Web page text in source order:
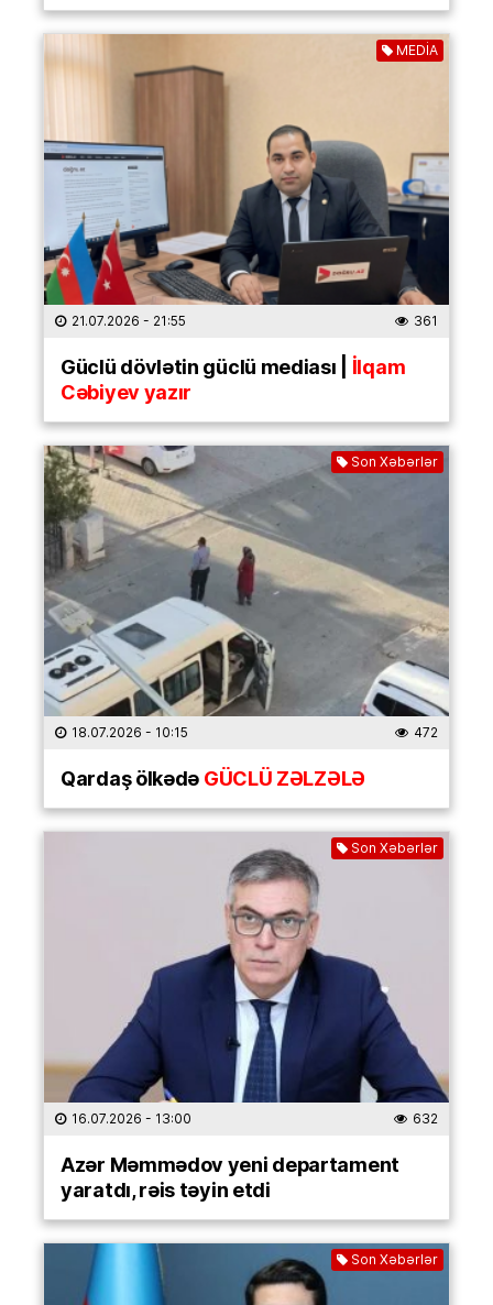
MEDİA
21.07.2026 - 21:55 361
Güclü dövlətin güclü mediası | İlqam
Cəbiyev yazır
Son Xəbərlər
18.07.2026 - 10:15 472
Qardaş ölkədəGÜCLÜ ZƏLZƏLƏ
Son Xəbərlər
16.07.2026 - 13:00 632
Azər Məmmədov yeni departament
yaratdı, rəis təyin etdi
Son Xəbərlər